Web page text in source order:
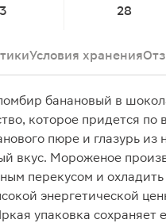
3 28
Условия хранения
банановый в
которое придется по
пюре и глазурь из
вкус. Мороженое
перекусом и
энергетической
упаковка сохраняет